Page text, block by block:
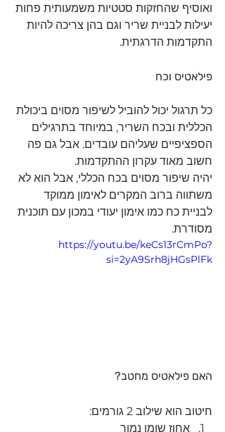
ואוסיף שהחזקות סטטיות משמעותית פחות
יעילות לבניית שריר וגם בהן צריכה להיות
התקדמות הדרגתית.
פילאטיס וכח
כל תרגול יכול להוביל לשיפור מסוים ביכולת
הכללית ובכח השריר, במיוחד בתרגילים
הספציפיים שעליהם עובדים. אבל גם פה
חשוב מאוד עקרון ההתקדמות.
יהיה שיפור מסוים בכח הכללי, אבל הוא לא
משתווה ברוב המקרים לאימון ממוקד
לבניית כח כמו אימון יעודי במכון עם תוכנית
מסודרת.
https://youtu.be/keCs13rCmPo?
si=2yA9Srh8jHGsPlFk
האם פילאטיס מחטב?
חיטוב הוא שילוב 2 גורמים:
אחוז שומן נמוך